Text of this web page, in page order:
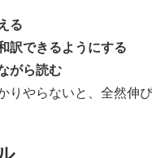
る
訳できるようにする
がら読む
りやらないと、全然伸び